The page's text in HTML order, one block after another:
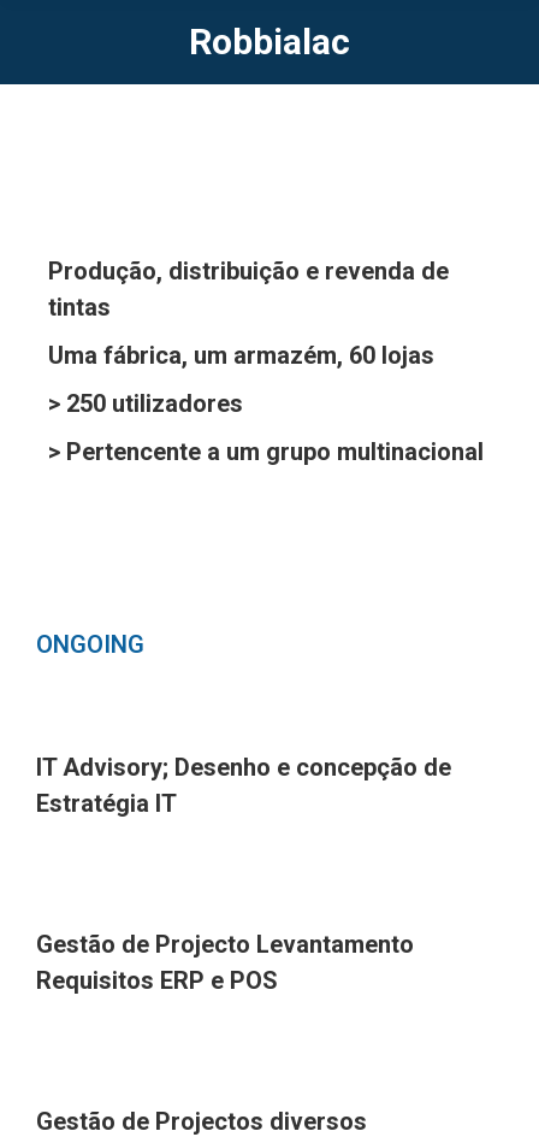
Robbialac
Produção, distribuição e revenda de
tintas
Uma fábrica, um armazém, 60 lojas
> 250 utilizadores
> Pertencente a um grupo multinacional
ONGOING
IT Advisory; Desenho e concepção de
Estratégia IT
Gestão de Projecto Levantamento
Requisitos ERP e POS
Gestão de Projectos diversos